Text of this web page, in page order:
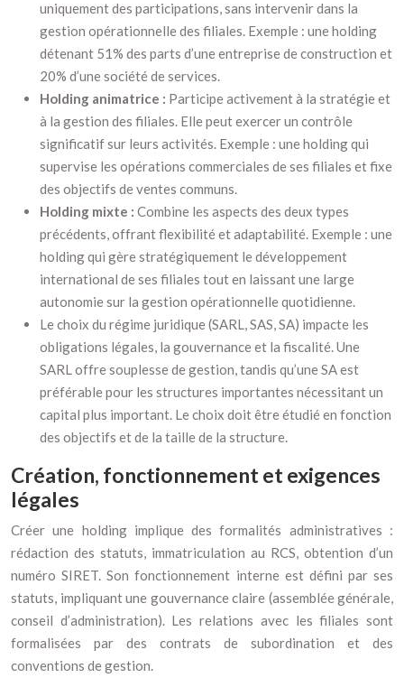
uniquement des participations, sans intervenir dans la
gestion opérationnelle des filiales. Exemple : une holding
détenant 51% des parts d’une entreprise de construction et
20% d’une société de services.
Holding animatrice : Participe activement à la stratégie et
à la gestion des filiales. Elle peut exercer un contrôle
significatif sur leurs activités. Exemple : une holding qui
supervise les opérations commerciales de ses filiales et fixe
des objectifs de ventes communs.
Holding mixte : Combine les aspects des deux types
précédents, offrant flexibilité et adaptabilité. Exemple : une
holding qui gère stratégiquement le développement
international de ses filiales tout en laissant une large
autonomie sur la gestion opérationnelle quotidienne.
Le choix du régime juridique (SARL, SAS, SA) impacte les
obligations légales, la gouvernance et la fiscalité. Une
SARL offre souplesse de gestion, tandis qu’une SA est
préférable pour les structures importantes nécessitant un
capital plus important. Le choix doit être étudié en fonction
des objectifs et de la taille de la structure.
Création, fonctionnement et exigences
légales
Créer une holding implique des formalités administratives :
rédaction des statuts, immatriculation au RCS, obtention d’un
numéro SIRET. Son fonctionnement interne est défini par ses
statuts, impliquant une gouvernance claire (assemblée générale,
conseil d’administration). Les relations avec les filiales sont
formalisées par des contrats de subordination et des
conventions de gestion.